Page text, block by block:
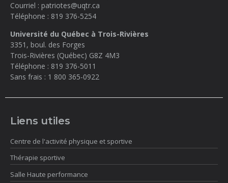
Courriel : patriotes@uqtr.ca
Téléphone : 819 376-5254
Université du Québec à Trois-Rivières
3351, boul. des Forges
Trois-Rivières (Québec) G8Z 4M3
Téléphone : 819 376-5011
Sans frais : 1 800 365-0922
Liens utiles
Centre de l'activité physique et sportive
Thérapie sportive
Salle Haute performance